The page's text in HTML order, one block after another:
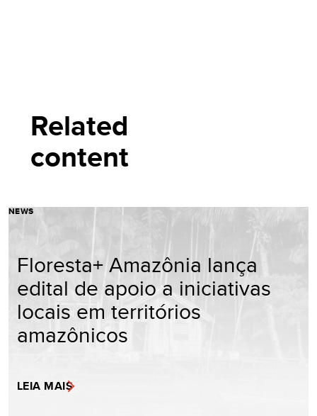
Related
content
NEWS
Floresta+ Amazônia lança
edital de apoio a iniciativas
locais em territórios
amazônicos
LEIA MAIS